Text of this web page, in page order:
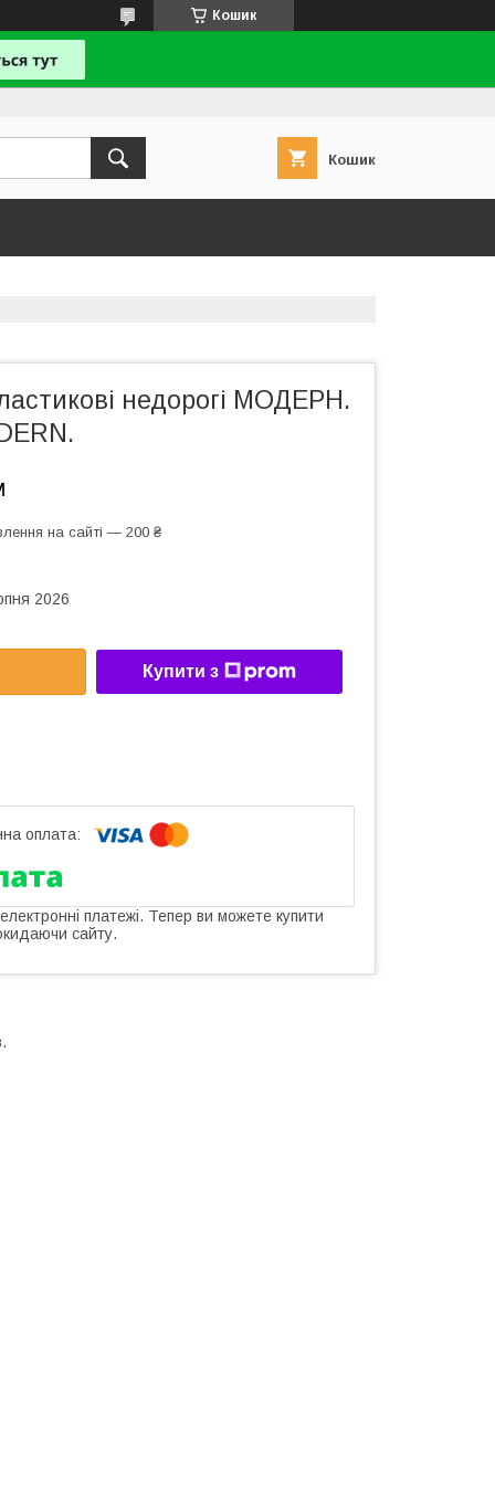
Кошик
Кошик
недорогі МОДЕРН.
на сайті — 200 ₴
2026
Купити з
платежі. Тепер ви можете купити
сайту.